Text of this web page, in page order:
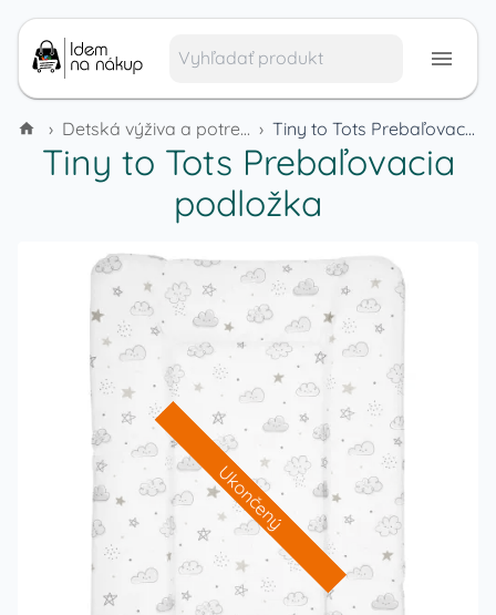
› Detská výživa a potreby pre deti › Tiny to Tots Prebaľovacia podložka
Tiny to Tots Prebaľovacia
podložka
Ukončený